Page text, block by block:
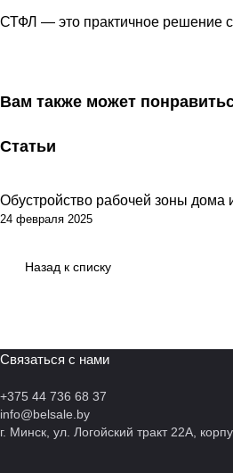
СТФЛ — это практичное решение с
Вам также может
Статьи
Советы покупателям
Обустройство рабочей зоны дома
24 февраля 2025
Назад к списку
Связаться с нами
+375 44 736 68 37
info@belsale.by
г. Минск, ул. Логойский тракт 22А,